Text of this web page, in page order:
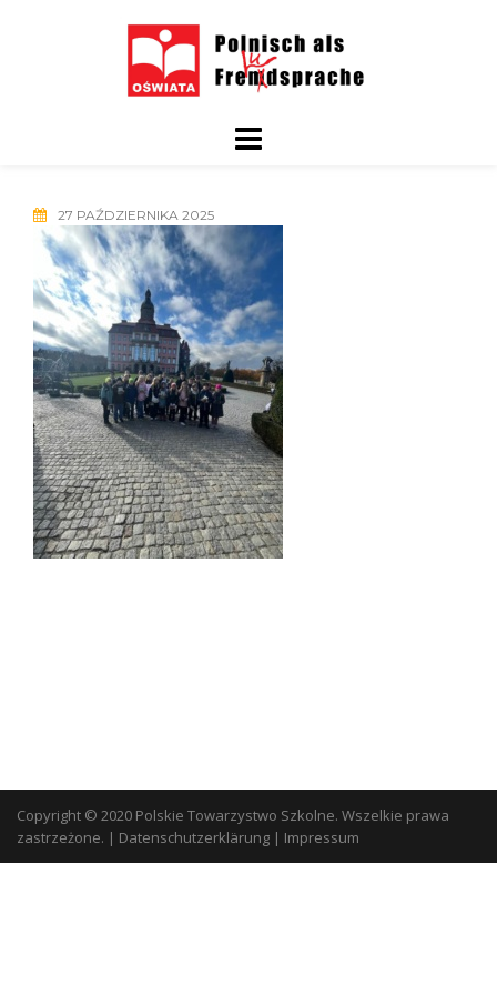
27 PAŹDZIERNIKA 2025
Copyright © 2020 Polskie Towarzystwo Szkolne. Wszelkie prawa
zastrzeżone. | Datenschutzerklärung | Impressum